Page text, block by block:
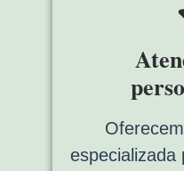
especializada